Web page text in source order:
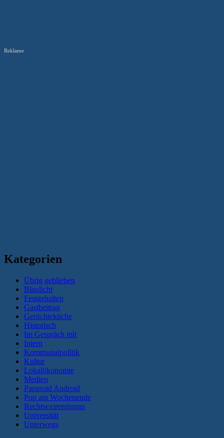
Reklame
Kategorien
Übrig geblieben
Blaulicht
Festgehalten
Gastbeitrag
Gerüchteküche
Historisch
Im Gespräch mit
Intern
Kommunalpolitik
Kultur
Lokalökonomie
Medien
Paranoid Android
Pop am Wochenende
Rechtsextremismus
Universität
Unterwegs